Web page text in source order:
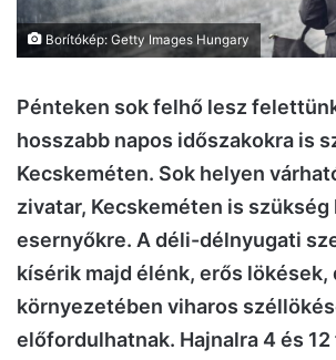
Borítókép: Getty Images Hungary
Pénteken sok felhő lesz
hosszabb napos időszakokra is
Kecskeméten. Sok helyen
zivatar, Kecskeméten is szükség
esernyőkre. A déli-délnyugati
kísérik majd élénk, erős lökések,
környezetében viharos
előfordulhatnak. Hajnalra 4 és 12